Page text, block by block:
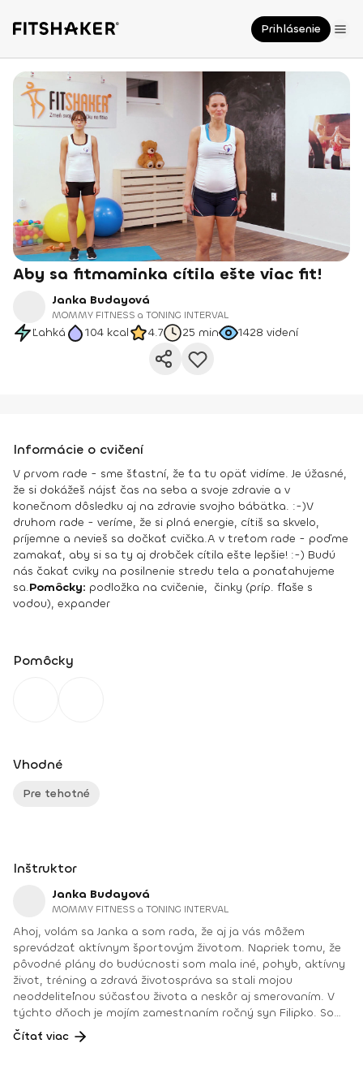
Prihlásenie
Aby sa fitmaminka cítila ešte viac fit!
Janka Budayová
MOMMY FITNESS a TONING INTERVAL
Ľahká 104 kcal 4.7 25 min 1428 videní
Informácie o cvičení
V prvom rade - sme šťastní, že ťa tu opäť vidíme. Je úžasné,
že si dokážeš nájsť čas na seba a svoje zdravie a v
konečnom dôsledku aj na zdravie svojho bábätka. :-)V
druhom rade - veríme, že si plná energie, cítiš sa skvelo,
príjemne a nevieš sa dočkať cvička.A v treťom rade - poďme
zamakať, aby si sa ty aj drobček cítila ešte lepšie! :-) Budú
nás čakať cviky na posilnenie stredu tela a ponaťahujeme
sa.Pomôcky: podložka na cvičenie, činky (príp. fľaše s
vodou), expander
Pomôcky
Vhodné
Pre tehotné
Inštruktor
Janka Budayová
MOMMY FITNESS a TONING INTERVAL
Ahoj, volám sa Janka a som rada, že aj ja vás môžem
sprevádzať aktívnym športovým životom. Napriek tomu, že
pôvodné plány do budúcnosti som mala iné, pohyb, aktívny
život, tréning a zdravá životospráva sa stali mojou
neoddeliteľnou súčasťou života a neskôr aj smerovaním. V
týchto dňoch je mojím zamestnaním ročný syn Filipko. Som
mamičkou na materskej dovolenke, ktorú si mimoriadne
užívam. Vďaka úžasnej podpore rodiny a okolia sa aj v tomto
Čítať viac